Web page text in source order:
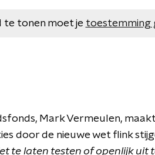
te tonen moet je toestemming
Mark Vermeulen,
door de nieuwe wet flink
te laten testen of openlijk uit